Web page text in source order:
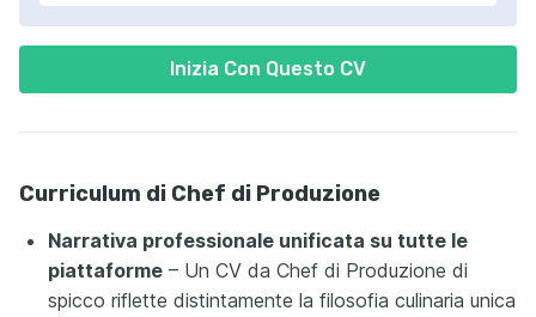
Inizia Con Questo CV
Curriculum di Chef di Produzione
Narrativa professionale unificata su tutte le
piattaforme – Un CV da Chef di Produzione di
spicco riflette distintamente la filosofia culinaria unica